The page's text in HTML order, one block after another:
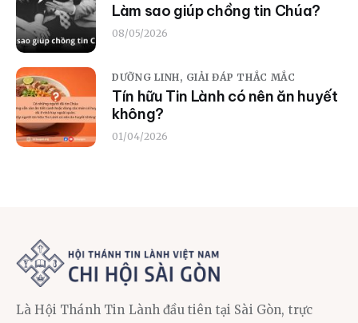
Làm sao giúp chồng tin Chúa?
08/05/2026
DƯỠNG LINH, GIẢI ĐÁP THẮC MẮC
Tín hữu Tin Lành có nên ăn huyết
không?
01/04/2026
Là Hội Thánh Tin Lành đầu tiên tại Sài Gòn, trực